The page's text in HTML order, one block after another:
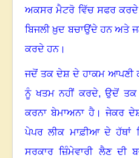
ਅਕਸਰ ਮੈਟਰੋ ਵਿੱਚ ਸਫਰ
ਬਿਜਲੀ ਖ਼ੁਦ ਬਚਾਉਂਦੇ ਹਨ ਅਤੇ
ਕਰਦੇ ਹਨ।
ਜਦੋਂ ਤਕ ਦੇਸ਼ ਦੇ ਹਾਕਮ ਆਪਣੀ
ਨੂੰ ਖਤਮ ਨਹੀਂ ਕਰਦੇ,ਉਦੋਂ ਤਕ
ਕਰਨਾ ਬੇਮਾਅਨਾ ਹੈ ।ਜੇਕਰ
ਪੇਪਰ ਲੀਕ ਮਾਫ਼ੀਆ ਦੇ ਹੱਥਾਂ
ਸਰਕਾਰ ਜ਼ਿੰਮੇਵਾਰੀ ਲੈਣ ਦੀ